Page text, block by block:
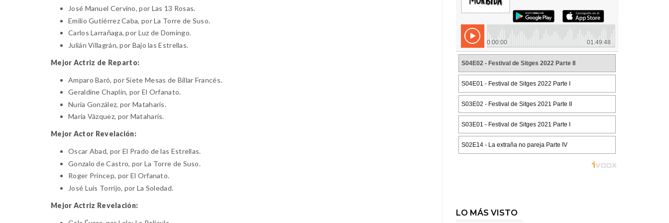
José Manuel Cervino, por Las 13 Rosas.
Emilio Gutiérrez Caba, por La Torre de Suso.
Carlos Larrañaga, por Luz de Domingo.
Julián Villagrán, por Bajo las Estrellas.
Mejor Actriz de Reparto:
Amparo Baró, por Siete Mesas de Billar Francés.
Geraldine Chaplin, por El Orfanato.
Nuria González, por Mataharis.
María Vázquez, por Mataharis.
Mejor Actor Revelación:
Oscar Abad, por El Prado de las Estrellas.
Gonzalo de Castro, por La Torre de Suso.
Roger Princep, por El Orfanato.
José Luis Torrijo, por La Soledad.
Mejor Actriz Revelación:
LO MÁS VISTO